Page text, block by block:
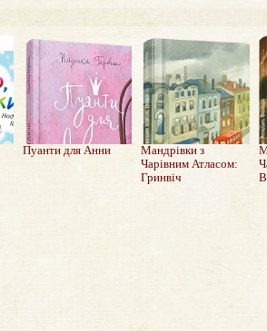
Пуанти для Анни
Мандрівки з
Чарівним Атласом:
Гринвіч